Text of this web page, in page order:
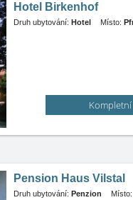
Hotel Birkenhof
Druh ubytování: Hotel Místo:
Pension Haus Vilstal
Druh ubytování: Penzion Místo: